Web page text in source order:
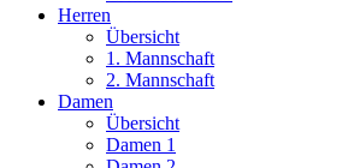
Herren
Übersicht
1. Mannschaft
2. Mannschaft
Damen
Übersicht
Damen 1